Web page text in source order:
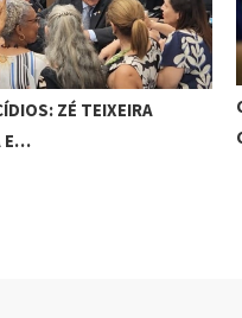
ZÉ TEIXEIRA
E…